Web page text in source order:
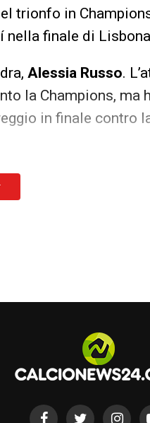
trionfo in
nella finale di
Alessia Russo.
la Champions, ma
in finale contro
il percorso